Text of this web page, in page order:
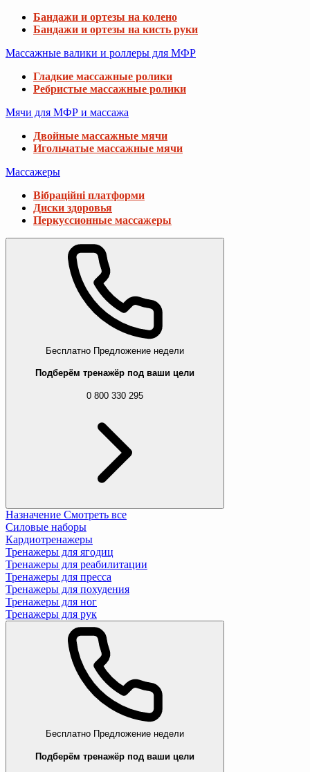
Бандажи и ортезы на колено
Бандажи и ортезы на кисть руки
Массажные валики и роллеры для МФР
Гладкие массажные ролики
Ребристые массажные ролики
Мячи для МФР и массажа
Двойные массажные мячи
Игольчатые массажные мячи
Массажеры
Вібраційні платформи
Диски здоровья
Перкуссионные массажеры
Бесплатно Предложение недели
Подберём тренажёр под ваши цели
0 800 330 295
Назначение Смотреть все
Силовые наборы
Кардиотренажеры
Тренажеры для ягодиц
Тренажеры для реабилитации
Тренажеры для пресса
Тренажеры для похудения
Тренажеры для ног
Тренажеры для рук
Бесплатно Предложение недели
Подберём тренажёр под ваши цели